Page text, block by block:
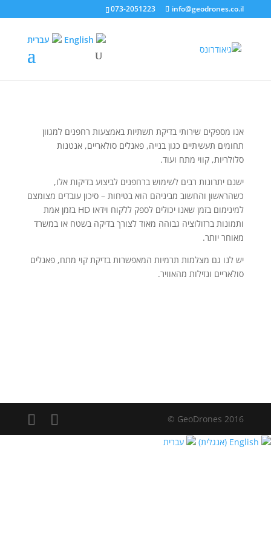
073-2051223 info@geodrones.co.il
עברית
אנו מספקים שירותי בדיקת תשתיות באמצעות רחפנים למגוון
תחומים תעשיתיים כגון בנייה, פאנלים סולאריים, אנטנות
סלולריות, קווי מתח ועוד.
ישנם יתרונות רבים לשימוש ברחפנים לביצוע בדיקות אלו,
כשהראשון והחשוב מביניהם הוא בטיחות – סיכון עובדים מצומצם
למינימום בזמן שאנו יכולים לספק ללקוח וידאו HD בזמן אמת
ותמונות ברזולוציה גבוהה מאוד לצורך בדיקה בשטח או במשרד
מאוחר יותר.
יש לנו גם מצלמות תרמיות המאפשרות בדיקת קוי מתח, פאנלים
סולאריים ונזילות מהאוויר.
2016 GeoDrones ©
English (אנגלית) עברית